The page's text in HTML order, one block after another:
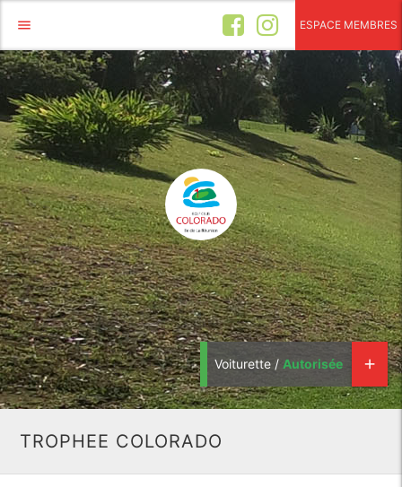
menu ESPACE MEMBRES
Voiturette / Autorisée add
TROPHEE COLORADO